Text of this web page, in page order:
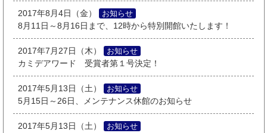
2017年8月4日（金）
お知らせ
8月11日～8月16日まで、12時から特別開館いたします！
2017年7月27日（木）
お知らせ
カミデアワード 受賞者第１号決定！
2017年5月13日（土）
お知らせ
5月15日～26日、メンテナンス休館のお知らせ
2017年5月13日（土）
お知らせ